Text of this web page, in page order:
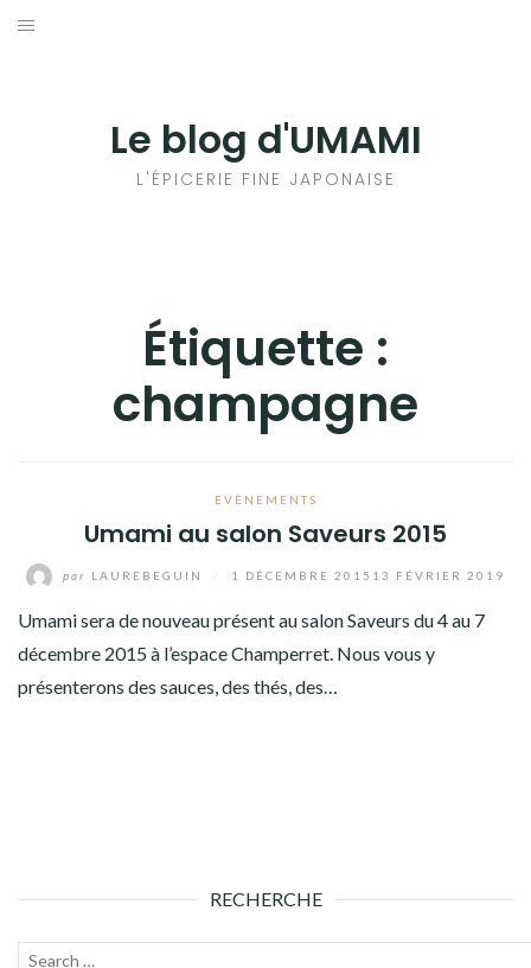
Aller
Le blog d'UMAMI
L'ÉPICERIE FINE JAPONAISE
Étiquette :
champagne
EVÈNEMENTS
Umami au salon Saveurs 2015
par LAUREBEGUIN 1 DÉCEMBRE 2015 13 FÉVRIER 2019
Umami sera de nouveau présent au salon Saveurs du 4 au 7
décembre 2015 à l’espace Champerret. Nous vous y
présenterons des sauces, des thés, des…
RECHERCHE
Recherche